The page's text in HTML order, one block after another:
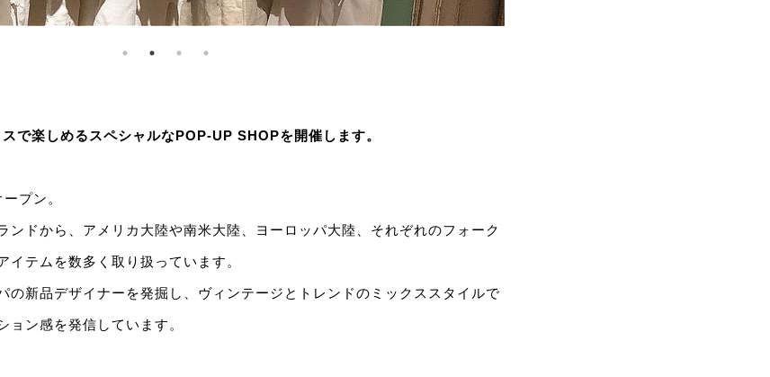
で楽しめるスペシャルなPOP-UP SHOPを開催します。
プン。
ンドから、アメリカ大陸や南米大陸、ヨーロッパ大陸、それぞれのフォーク
イテムを数多く取り扱っています。
の新品デザイナーを発掘し、ヴィンテージとトレンドのミックススタイルで
ョン感を発信しています。